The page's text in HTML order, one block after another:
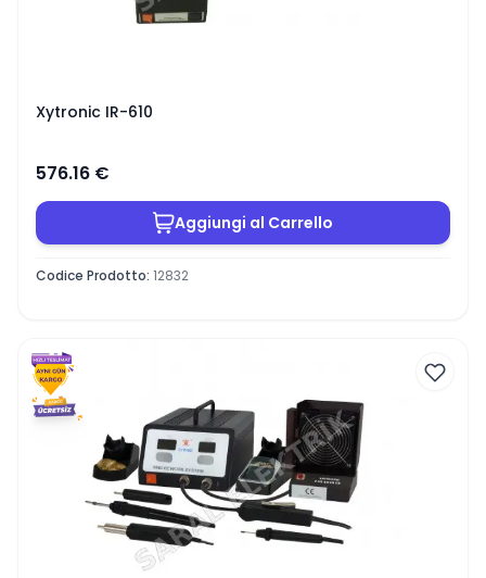
Xytronic IR-610
576.16 €
Aggiungi al Carrello
Codice Prodotto: 12832